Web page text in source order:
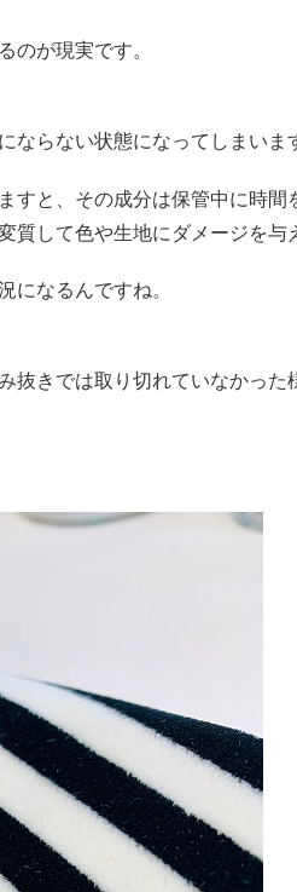
のが現実です。
ならない状態になってしまいま
すと、その成分は保管中に時間
して色や生地にダメージを与
になるんですね。
抜きでは取り切れていなかった